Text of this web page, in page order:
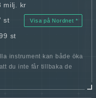
milj. kr
st Visa på Nordnet
st
instrument kan både öka
du inte får tillbaka de